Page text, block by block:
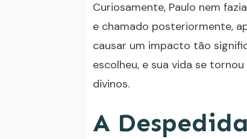
Curiosamente, Paulo nem
e chamado posteriormente,
causar um impacto tão
escolheu, e sua vida se
divinos.
A